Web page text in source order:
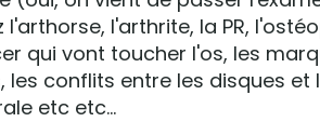
l'arthrite, la PR,
qui vont toucher l'os, les
les conflits entre les disques et
etc etc...